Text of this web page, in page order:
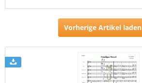
Vorherige Artikel laden